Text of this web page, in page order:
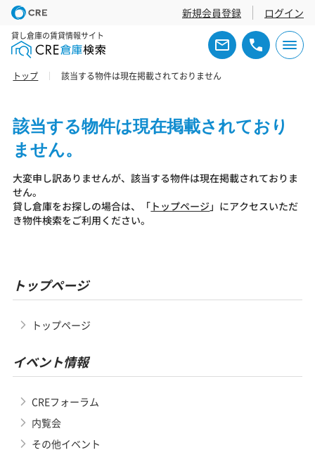
新規会員登録 ログイン
貸し倉庫の賃貸情報サイト
トップ 該当する物件は現在掲載されておりません
該当する物件は現在掲載されており
ません。
大変申し訳ありませんが、該当する物件は現在掲載されておりま
せん。
貸し倉庫をお探しの場合は、「 トップページ 」にアクセスいただ
き物件検索をご利用ください。
トップページ
トップページ
イベント情報
CREフォーラム
内覧会
その他イベント